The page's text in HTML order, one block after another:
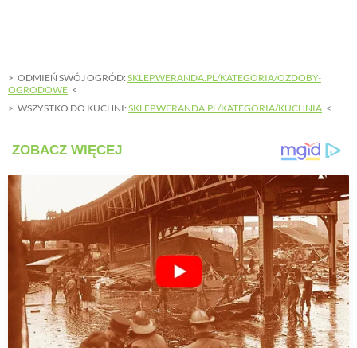
ODMIEŃ SWÓJ OGRÓD: SKLEP.WERANDA.PL/KATEGORIA/OZDOBY-
OGRODOWE
WSZYSTKO DO KUCHNI: SKLEP.WERANDA.PL/KATEGORIA/KUCHNIA